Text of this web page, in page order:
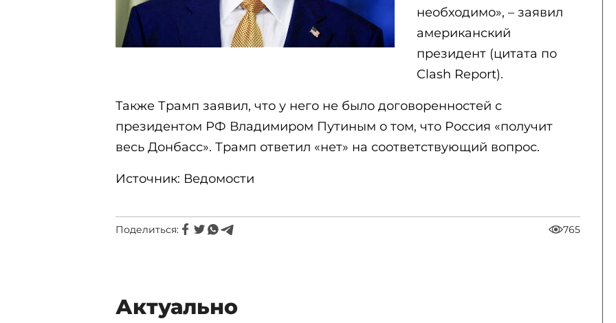
необходимо», – заявил
американский
президент (цитата по
Clash Report).
Также Трамп заявил, что у него не было договоренностей с
президентом РФ Владимиром Путиным о том, что Россия «получит
весь Донбасс». Трамп ответил «нет» на соответствующий вопрос.
Источник: Ведомости
Поделиться: 765
Актуально